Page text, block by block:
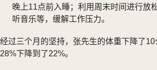
晚上11点前入睡；利用周末时间进行放
听音乐等，缓解工作压力。
经过三个月的坚持，张先生的体重下降了
28%下降到了22%。